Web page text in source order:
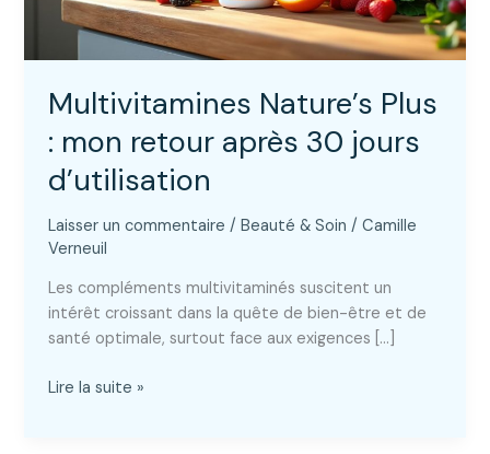
Multivitamines Nature’s Plus
: mon retour après 30 jours
d’utilisation
Laisser un commentaire /Beauté & Soin /Camille
Verneuil
Les compléments multivitaminés suscitent un
intérêt croissant dans la quête de bien-être et de
santé optimale, surtout face aux exigences […]
Multivitamines
Lire la suite »